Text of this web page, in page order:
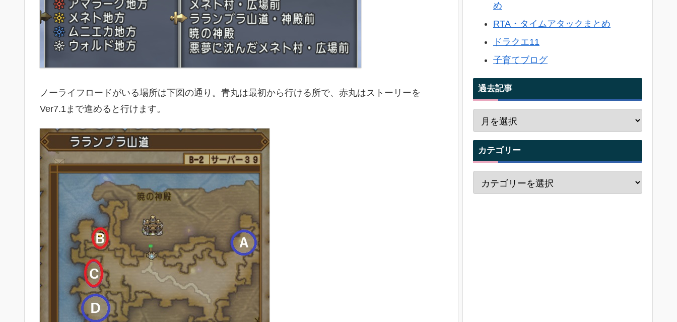
ノーライフロードがいる場所は下図の通り。青丸は最初から行ける所で、赤丸はストーリーを
Ver7.1まで進めると行けます。
め
RTA・タイムアタックまとめ
ドラクエ11
子育てブログ
過去記事
カテゴリー